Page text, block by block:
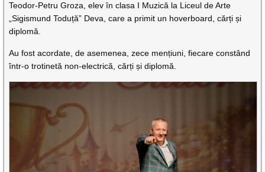
Teodor-Petru Groza, elev în clasa I Muzică la Liceul de Arte
„Sigismund Toduță” Deva, care a primit un hoverboard, cărți și
diplomă.
Au fost acordate, de asemenea, zece mențiuni, fiecare constând
într-o trotinetă non-electrică, cărți și diplomă.